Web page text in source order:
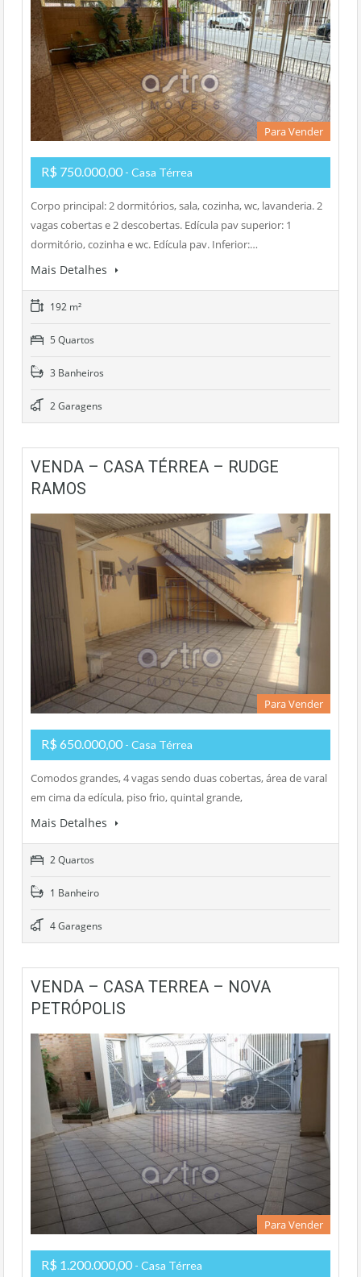
Para Vender
R$ 750.000,00 - Casa Térrea
Corpo principal: 2 dormitórios, sala, cozinha, wc, lavanderia. 2
vagas cobertas e 2 descobertas. Edícula pav superior: 1
dormitório, cozinha e wc. Edícula pav. Inferior:…
Mais Detalhes
192 m²
5 Quartos
3 Banheiros
2 Garagens
VENDA – CASA TÉRREA – RUDGE
RAMOS
Para Vender
R$ 650.000,00 - Casa Térrea
Comodos grandes, 4 vagas sendo duas cobertas, área de varal
em cima da edícula, piso frio, quintal grande,
Mais Detalhes
2 Quartos
1 Banheiro
4 Garagens
VENDA – CASA TERREA – NOVA
PETRÓPOLIS
Para Vender
R$ 1.200.000,00 - Casa Térrea